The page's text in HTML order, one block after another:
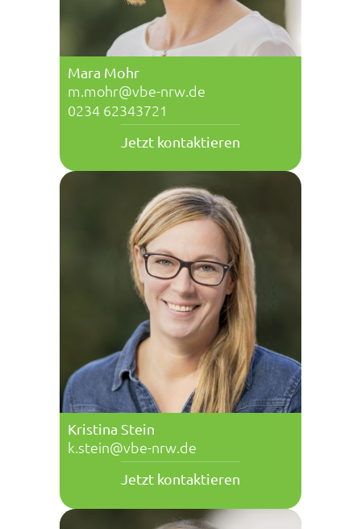
Mara Mohr
m.mohr@vbe-nrw.de
0234 62343721
Jetzt kontaktieren
Kristina Stein
k.stein@vbe-nrw.de
Jetzt kontaktieren